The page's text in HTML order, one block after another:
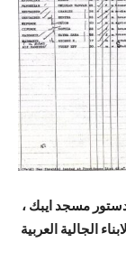
مسجد ايبك ،
الجالية العربية